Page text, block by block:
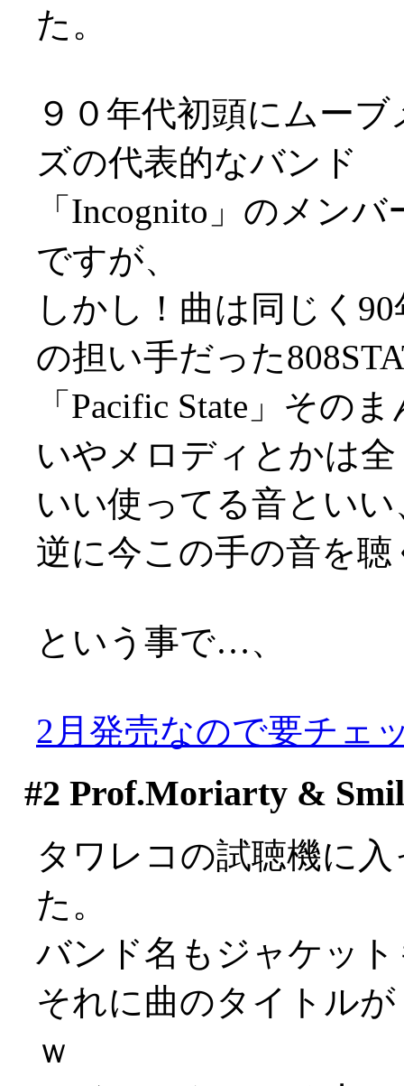
た。
９０年代初頭にムー
ズの代表的なバンド
「Incognito」のメン
ですが、
しかし！曲は同じく
の担い手だった
「Pacific State」その
いやメロディとかは
いい使ってる音とい
逆に今この手の音を
という事で…、
2月発売なので要チェ
#2 Prof.Moriarty &
タワレコの試聴機に
た。
バンド名もジャケッ
それに曲のタイトル
ｗ